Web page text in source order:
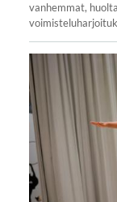
vanhemmat,